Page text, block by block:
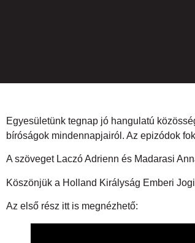
Egyesületünk tegnap jó hangulatú
bíróságok mindennapjairól. Az epizódok
A szöveget Laczó Adrienn és Madarasi
Köszönjük a Holland Királyság Emberi
Az első rész itt is megnézhető: